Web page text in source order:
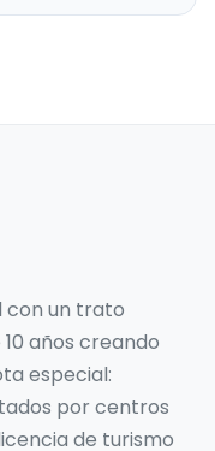
con un trato
años creando
especial:
por centros
de turismo